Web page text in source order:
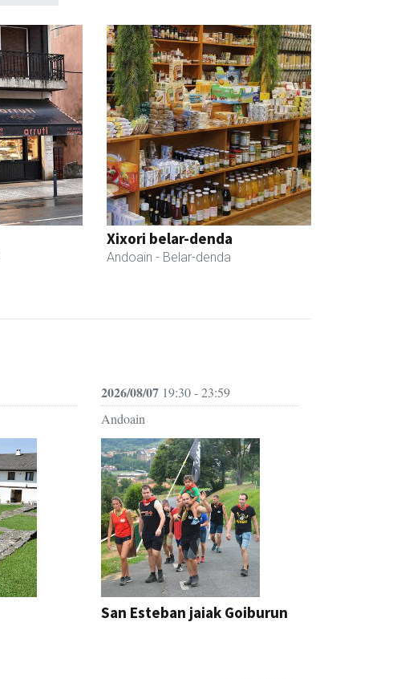
Xixori belar-denda
Andoain - Belar-denda
2026/08/0719:30 - 23:59
Andoain
San Esteban jaiak Goiburun